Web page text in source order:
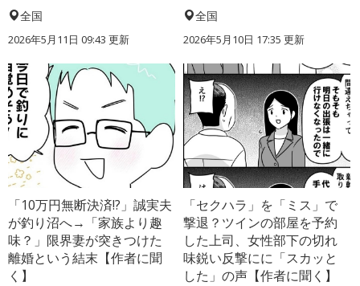
全国
2026年5月11日 09:43 更新
全国
2026年5月10日 17:35 更新
「10万円無断決済!?」誠実夫
が釣り沼へ→「家族より趣
味？」限界妻が突きつけた
離婚という結末【作者に聞
く】
「セクハラ」を「ミス」で
撃退？ツインの部屋を予約
した上司、女性部下の切れ
味鋭い反撃にに「スカッと
した」の声【作者に聞く】